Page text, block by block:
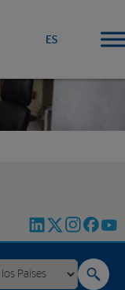
ES